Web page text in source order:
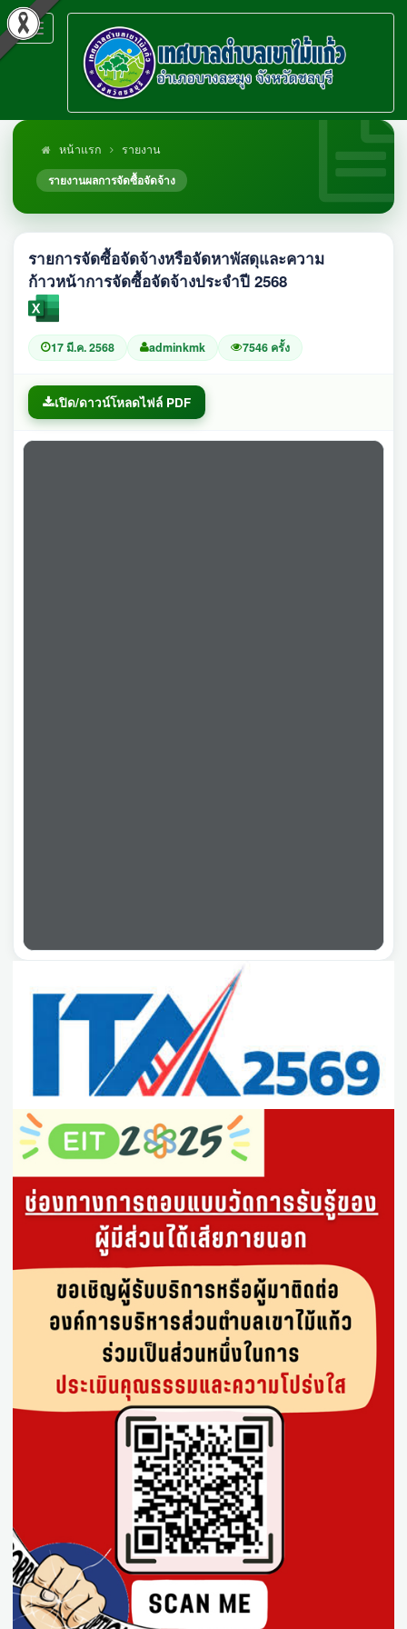
Toggle
navigation
หน้าแรก
รายงาน
รายงานผลการจัดซื้อจัดจ้าง
รายการจัดซื้อจัดจ้างหรือจัดหาพัสดุและความ
ก้าวหน้าการจัดซื้อจัดจ้างประจำปี 2568
17 มี.ค. 2568 adminkmk 7546 ครั้ง
เปิด/ดาวน์โหลดไฟล์ PDF